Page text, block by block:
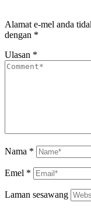
Alamat e-mel anda
dengan *
Ulasan *
Nama *
Emel *
Laman sesawang